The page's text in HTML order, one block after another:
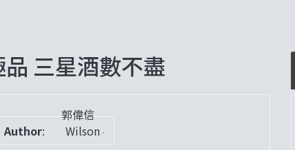
三星酒數不盡
Author:
郭偉信
Wilson